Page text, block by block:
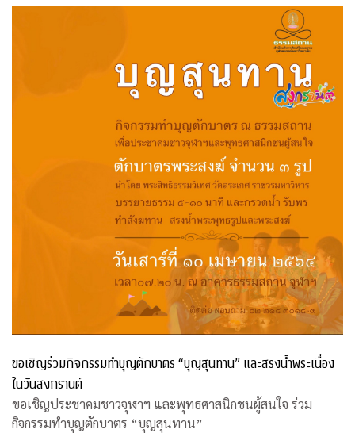
ขอเชิญร่วมกิจกรรมทำบุญตักบาตร “บุญสุนทาน” และสรงน้ำพระเนื่อง
ในวันสงกรานต์
ขอเชิญประชาคมชาวจุฬาฯ และพุทธศาสนิกชนผู้สนใจ ร่วม
กิจกรรมทำบุญตักบาตร “บุญสุนทาน”